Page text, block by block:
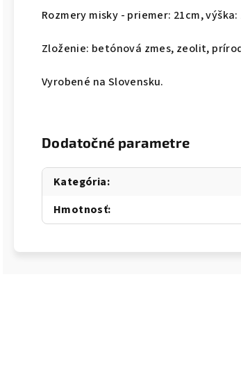
Rozmery misky - priemer: 21cm, výška:
Zloženie: betónová zmes, zeolit,
Vyrobené na Slovensku.
Dodatočné parametre
Kategória:
Hmotnosť: